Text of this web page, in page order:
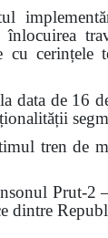
cerințele
data de 16
tren de
Prut-2
dintre